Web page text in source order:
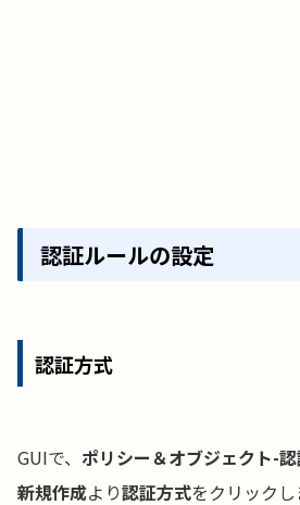
認証ルールの設定
認証方式
GUIで、 ポリシー＆オブジェクト-
新規作成より認証方式をクリックし